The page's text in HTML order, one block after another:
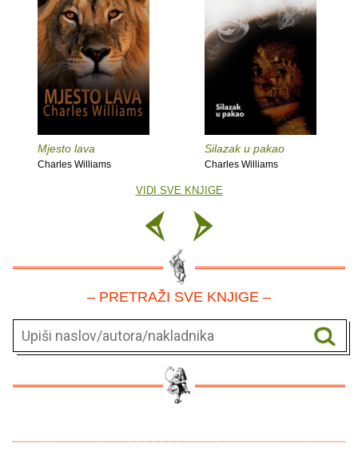
Mjesto lava
Charles Williams
Silazak u pakao
Charles Williams
VIDI SVE KNJIGE
– PRETRAŽI SVE KNJIGE –